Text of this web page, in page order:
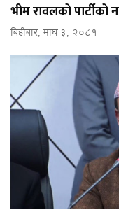
भीम रावलको
बिहीबार, माघ ३, २०८१